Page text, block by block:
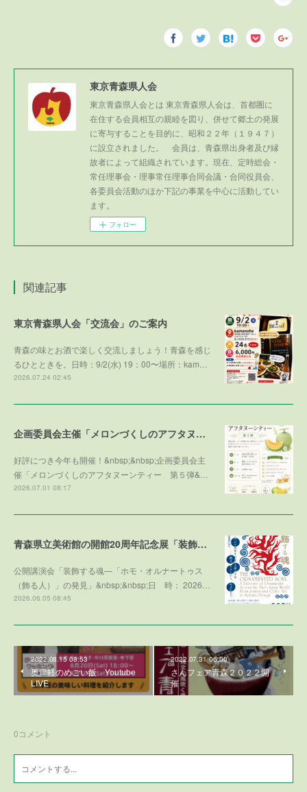
東京青森県人会
東京青森県人会とは 東京青森県人会は、首都圏に
在住する会員相互の親睦を図り、併せて郷土の発展
に寄与することを目的に、昭和２２年（１９４７）
に設立されました。 会員は、青森県出身者及び縁
故者によって組織されています。現在、定時総会・
常任理事会・理事常任理事合同会議・合同役員会、
各委員会活動のほか下記の事業を中心に活動してい
ます。
フォロー
関連記事
東京青森県人会「交流会」のご案内
青森の味とお酒で楽しく交流しましょう！青森を感じ
るひとときを。日時：9/2(水) 19：00〜場所：kam…
2026.07.24 02:45
企画委員会主催「メロンづくしのアフタヌーンティー 第５弾 ～メロンで残暑を乗り切ろう～」参加者募集！
好評につき今年も開催！&nbsp;&nbsp;企画委員会主
催「メロンづくしのアフタヌーンティー 第５弾&…
2026.07.01 08:17
青森県立美術館の開館20周年記念展「装飾する魂」との学術協力プログラム
公開講演会「装飾する魂—「ホモ・オルナートゥス
（飾る人）」の発見」&nbsp;&nbsp;日 時： 2026…
2026.06.05 08:45
2022.08.15 08:53
奥津軽のめごい飯 Youtube
LIVE
2022.07.31 06:00
さんフェア青森２０２２開
催
0コメント